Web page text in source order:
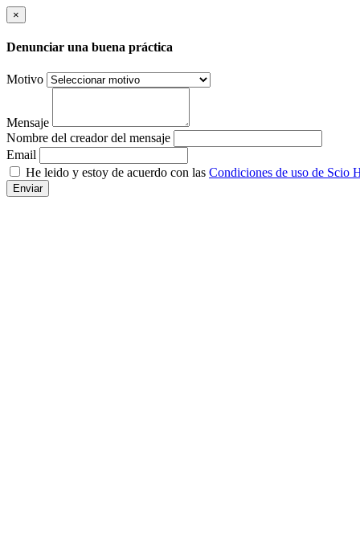
×
Denunciar una buena práctica
Motivo
Mensaje
Nombre del creador del mensaje
Email
He leido y estoy de acuerdo con las Condiciones de uso de Scio
Enviar